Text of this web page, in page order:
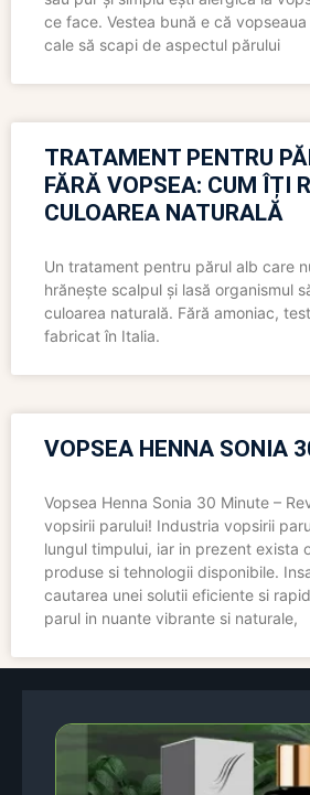
ce face. Vestea bună e că
cale să scapi de aspectul părului
TRATAMENT PENTRU
FĂRĂ VOPSEA: CUM ÎȚI
CULOAREA NATURALĂ
Un tratament pentru părul alb care
hrănește scalpul și lasă organismul
culoarea naturală. Fără amoniac,
fabricat în Italia.
VOPSEA HENNA SONIA
Vopsea Henna Sonia 30 Minute –
vopsirii parului! Industria vopsirii
lungul timpului, iar in prezent exista
produse si tehnologii disponibile.
cautarea unei solutii eficiente si
parul in nuante vibrante si naturale,